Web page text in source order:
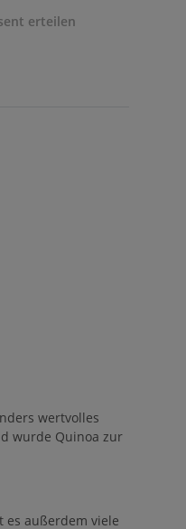
erteilen
wertvolles
wurde Quinoa zur
es außerdem viele